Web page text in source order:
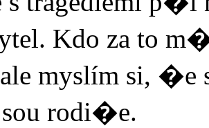
Kdo za to
myslím si,
rodi�e.